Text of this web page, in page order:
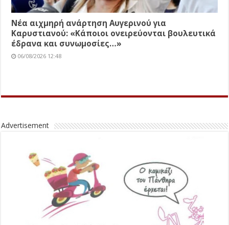
Νέα αιχμηρή ανάρτηση Αυγερινού για
Καρυστιανού: «Κάποιοι ονειρεύονται βουλευτικά
έδρανα και συνωμοσίες…»
06/08/2026 12:48
Advertisement